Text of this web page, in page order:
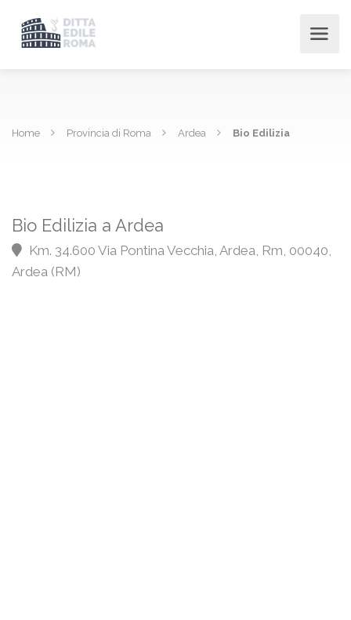
Home Provincia di Roma Ardea Bio Edilizia
Bio Edilizia a Ardea
Km. 34.600 Via Pontina Vecchia, Ardea, Rm, 00040,
Ardea (RM)